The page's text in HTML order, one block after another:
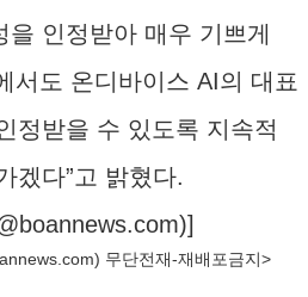
인정받아 매우 기쁘게
서도 온디바이스 AI의 대표
정받을 수 있도록 지속적
겠다”고 밝혔다.
)]
) 무단전재-재배포금지>